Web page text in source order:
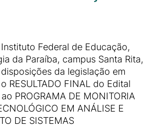
Federal de Educação,
da Paraíba, campus Santa Rita,
da legislação em
RESULTADO FINAL do Edital
PROGRAMA DE MONITORIA
EM ANÁLISE E
DE SISTEMAS